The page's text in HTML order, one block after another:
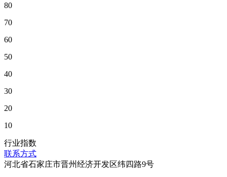
80
70
60
50
40
30
20
10
行业指数
联系方式
河北省石家庄市晋州经济开发区纬四路9号